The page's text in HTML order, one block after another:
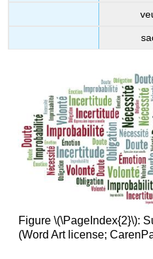
Figure \(\PageIndex{2}\):
(Word Art license;